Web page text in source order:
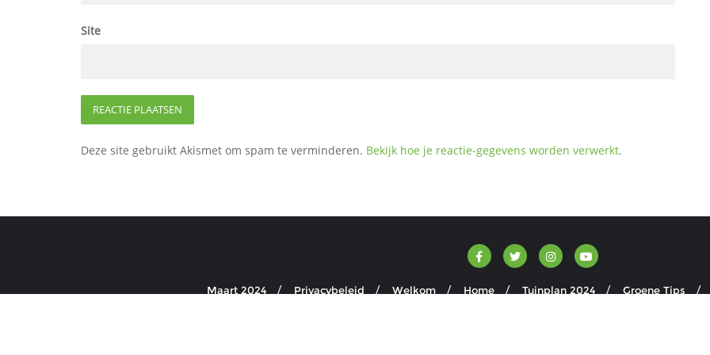
Site
Deze site gebruikt Akismet om spam te verminderen. Bekijk hoe je reactie-gegevens worden verwerkt.
Maart 2024 Privacybeleid Welkom Home Tuinplan 2024 Groene Tips